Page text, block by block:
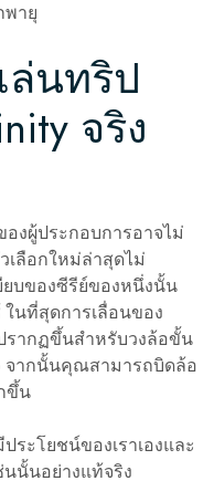
พายุ
นทริป
จริง
งผู้ประกอบการอาจไม่
เลือกใหม่ล่าสุดไม่
ยบของซีรีย์ของหนึ่งนั้น
นที่สุดการเลื่อนของ
รากฏขึ้นสำหรับวงล้อขั้น
ากนั้นคุณสามารถบิดล้อ
ขึ้น
ะโยชน์ของเราเองและ
นนั้นอย่างแท้จริง